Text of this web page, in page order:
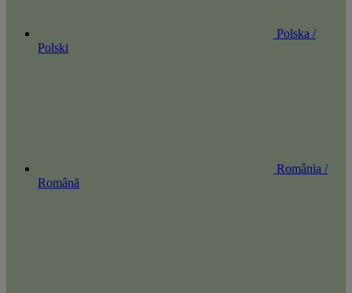
Polska /
Polski
România /
Română